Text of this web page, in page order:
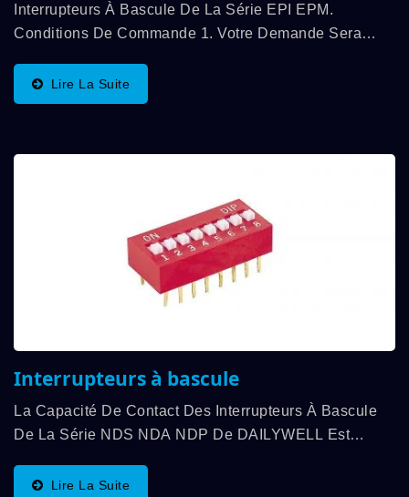
Interrupteurs À Bascule De La Série EPI EPM.
Conditions De Commande 1. Votre Demande Sera
Paiement : T/T À L'avance (première Transaction) 3.
Conditions...
Lire La Suite
Interrupteurs à bascule
La Capacité De Contact Des Interrupteurs À Bascule
De La Série NDS NDA NDP De DAILYWELL Est
Positions Est Disponible. La Force De
Lire La Suite